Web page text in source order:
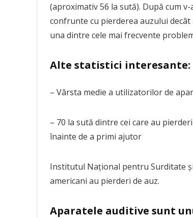
(aproximativ 56 la sută). După cum
confrunte cu pierderea auzului
una dintre cele mai frecvente
Alte statistici interesante:
– Vârsta medie a utilizatorilor de
– 70 la sută dintre cei care au
înainte de a primi ajutor
Institutul Național pentru Surditate
americani au pierderi de auz.
Aparatele auditive sunt